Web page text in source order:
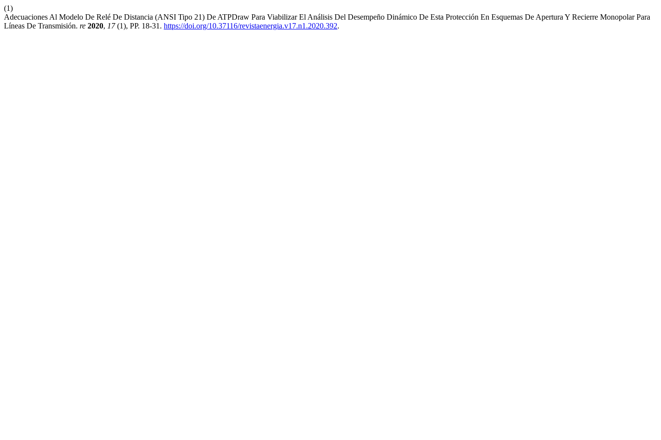
(1)
Adecuaciones Al Modelo De Relé De Distancia (ANSI Tipo 21) De ATPDraw Para Viabilizar El Análisis Del Desempeño Dinámico De Esta Protección En Esquemas De Apertura Y Recierre Monopolar Para
Líneas De Transmisión. re 2020, 17(1), PP. 18-31. https://doi.org/10.37116/revistaenergia.v17.n1.2020.392.